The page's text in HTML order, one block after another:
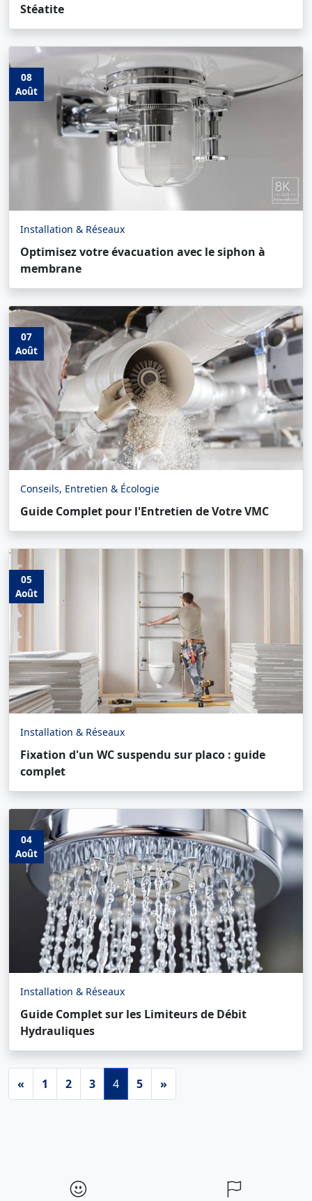
Stéatite
08
Août
Installation & Réseaux
Optimisez votre évacuation avec le siphon à
membrane
07
Août
Conseils, Entretien & Écologie
Guide Complet pour l'Entretien de Votre VMC
05
Août
Installation & Réseaux
Fixation d'un WC suspendu sur placo : guide
complet
04
Août
Installation & Réseaux
Guide Complet sur les Limiteurs de Débit
Hydrauliques
« 1 2 3 4 5 »